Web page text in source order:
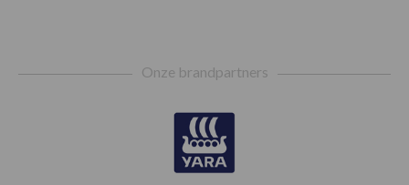
Onze brandpartners